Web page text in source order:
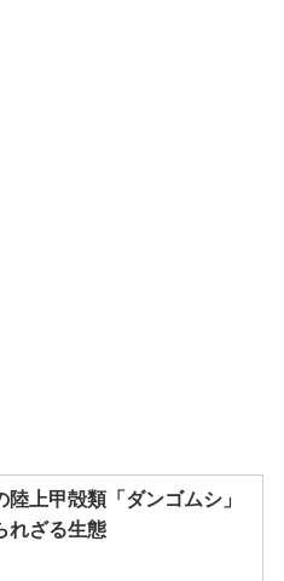
陸上甲殻類「ダンゴムシ」
れざる生態